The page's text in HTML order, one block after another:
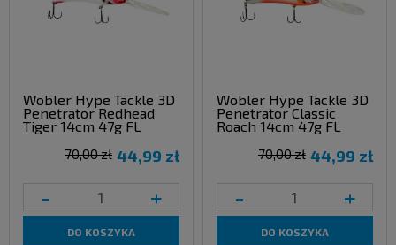
Wobler Hype Tackle 3D
Penetrator Redhead
Tiger 14cm 47g FL
44,99 zł
70,00 zł
- +
DO KOSZYKA
Wobler Hype Tackle 3D
Penetrator Classic
Roach 14cm 47g FL
44,99 zł
70,00 zł
- +
DO KOSZYKA